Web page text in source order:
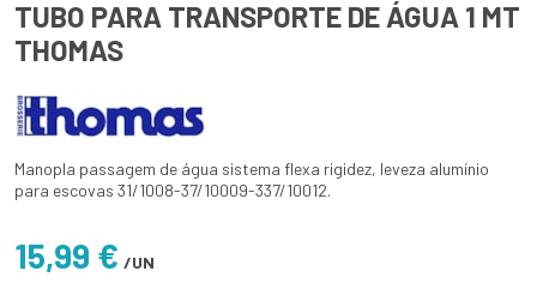
TUBO PARA TRANSPORTE DE ÁGUA 1 MT
THOMAS
Manopla passagem de água sistema flexa rigidez, leveza alumínio
para escovas 31/1008-37/10009-337/10012.
15,99 € /UN